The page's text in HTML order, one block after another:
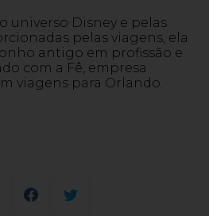
universo Disney e pelas
pelas viagens, ela
antigo em profissão e
com a Fê, empresa
viagens para Orlando.